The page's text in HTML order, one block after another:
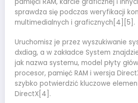
sprawdza się podczas weryfikacji
multimedialnych i graficznych[4][5].
Uruchomisz je przez wyszukiwanie
dxdiag, a w zakładce System
jak nazwa systemu, model płyty
procesor, pamięć RAM i wersja
szybko potwierdzić kluczowe
DirectX[4].